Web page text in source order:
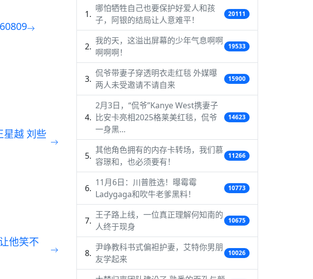
星越 刘些
他笑不
哪怕牺牲自己也要保护好爱人和孩
子，阿银的结局让人意难平！
20111
我的天，这溢出屏幕的少年气息啊啊
啊啊啊！
19533
侃爷带妻子穿透明衣走红毯 外媒曝
两人未受邀请不请自来
15900
2月3日，“侃爷”Kanye West携妻子
比安卡亮相2025格莱美红毯，侃爷
一身黑…
14623
其他角色拥有的内存卡转场，我们慕
容璟和，也必须要有！
11266
11月6日：川普胜选！曝霉霉
Ladygaga和吹牛老爹黑料！
10773
王子路上线，一位真正理解何知南的
人终于现身
10675
尹峥教科书式偏袒护妻，艾特你男朋
友学起来
10026